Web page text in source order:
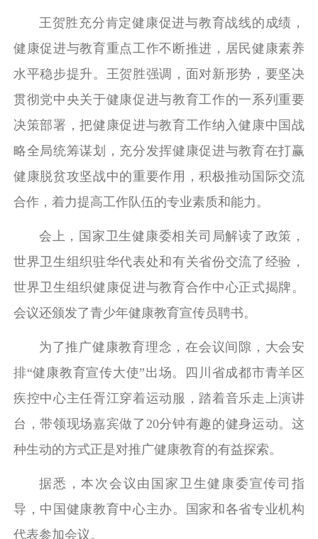
王贺胜充分肯定健康促进与教育战线的成绩，
健康促进与教育重点工作不断推进，居民健康素养
水平稳步提升。王贺胜强调，面对新形势，要坚决
贯彻党中央关于健康促进与教育工作的一系列重要
决策部署，把健康促进与教育工作纳入健康中国战
略全局统筹谋划，充分发挥健康促进与教育在打赢
健康脱贫攻坚战中的重要作用，积极推动国际交流
合作，着力提高工作队伍的专业素质和能力。
会上，国家卫生健康委相关司局解读了政策，
世界卫生组织驻华代表处和有关省份交流了经验，
世界卫生组织健康促进与教育合作中心正式揭牌。
会议还颁发了青少年健康教育宣传员聘书。
为了推广健康教育理念，在会议间隙，大会安
排“健康教育宣传大使”出场。四川省成都市青羊区
疾控中心主任胥江穿着运动服，踏着音乐走上演讲
台，带领现场嘉宾做了20分钟有趣的健身运动。这
种生动的方式正是对推广健康教育的有益探索。
据悉，本次会议由国家卫生健康委宣传司指
导，中国健康教育中心主办。国家和各省专业机构
代表参加会议。